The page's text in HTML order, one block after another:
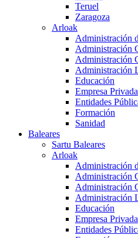
Teruel
Zaragoza
Arloak
Administración
Administración
Administración
Administración
Educación
Empresa Privada
Entidades
Formación
Sanidad
Baleares
Sartu Baleares
Arloak
Administración
Administración
Administración
Administración
Educación
Empresa Privada
Entidades